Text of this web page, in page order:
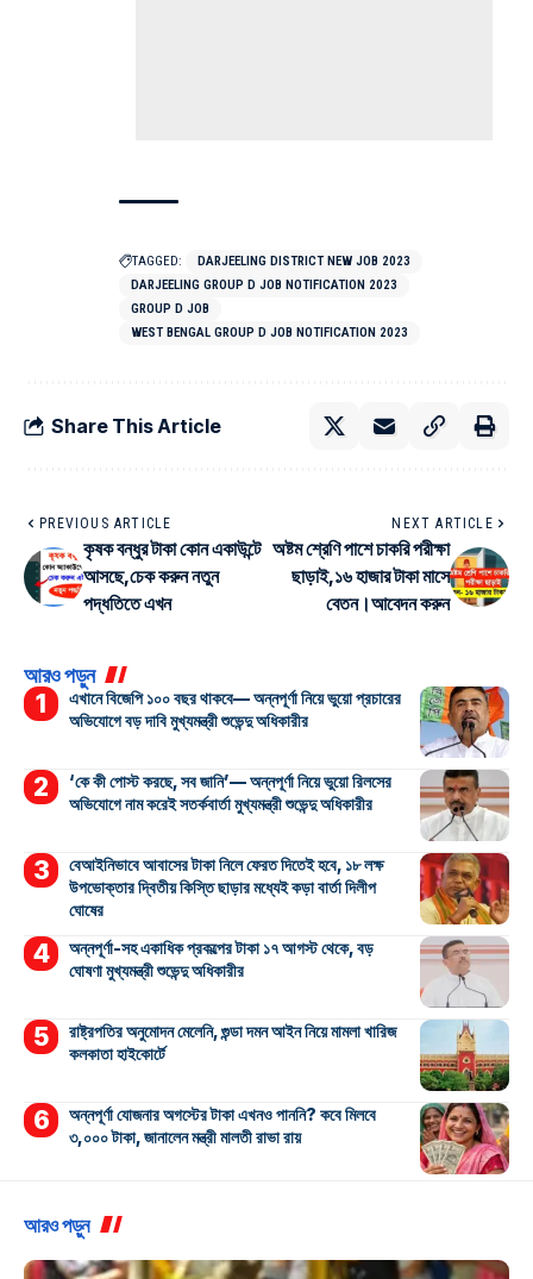
TAGGED:
DARJEELING DISTRICT NEW JOB 2023
DARJEELING GROUP D JOB NOTIFICATION 2023
GROUP D JOB
WEST BENGAL GROUP D JOB NOTIFICATION 2023
Share This Article
PREVIOUS ARTICLE
কৃষক বন্ধুর টাকা কোন একাউন্টে
আসছে,চেক করুন নতুন
পদ্ধতিতে এখন
NEXT ARTICLE
অষ্টম শ্রেণি পাশে চাকরি পরীক্ষা
ছাড়াই,১৬ হাজার টাকা মাসে
বেতন।আবেদন করুন
আরও পড়ুন
এখানে বিজেপি ১০০ বছর থাকবে— অন্নপূর্ণা নিয়ে ভুয়ো প্রচারের
অভিযোগে বড় দাবি মুখ্যমন্ত্রী শুভেন্দু অধিকারীর
‘কে কী পোস্ট করছে, সব জানি’— অন্নপূর্ণা নিয়ে ভুয়ো রিলসের
অভিযোগে নাম করেই সতর্কবার্তা মুখ্যমন্ত্রী শুভেন্দু অধিকারীর
বেআইনিভাবে আবাসের টাকা নিলে ফেরত দিতেই হবে, ১৮ লক্ষ
উপভোক্তার দ্বিতীয় কিস্তি ছাড়ার মধ্যেই কড়া বার্তা দিলীপ
ঘোষের
অন্নপূর্ণা-সহ একাধিক প্রকল্পের টাকা ১৭ আগস্ট থেকে, বড়
ঘোষণা মুখ্যমন্ত্রী শুভেন্দু অধিকারীর
রাষ্ট্রপতির অনুমোদন মেলেনি, গুন্ডা দমন আইন নিয়ে মামলা খারিজ
কলকাতা হাইকোর্টে
অন্নপূর্ণা যোজনার অগস্টের টাকা এখনও পাননি? কবে মিলবে
৩,০০০ টাকা, জানালেন মন্ত্রী মালতী রাভা রায়
আরও পড়ুন